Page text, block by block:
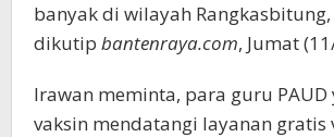
banyak di wilayah
dikutip bantenraya.com, Jumat
Irawan meminta, para guru
vaksin mendatangi layanan gratis